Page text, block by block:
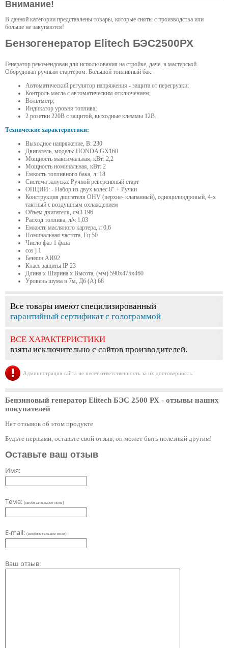
Внимание!
В данной категории представлены товары, которые сняты с производства или
больше не закупаются!
Бензогенератор Elitech БЭС2500РХ
Генератор рекомендован для использования на стройке, даче, в мастерской.
Оборудован ручным стартером. Большой топливный бак.
Автоматический регулятор напряжения - защита от перегрузки;
Контроль масла с автоматическим отключением;
Вольтметр;
Индикатор уровня топлива;
2 розетки 220В с защитой, выходные клеммы 12В.
Технические характеристики:
Выходное напряжение, В: 230
Двигатель, модель: HONDA GX160
Мощность максимальная, кВт: 2,2
Мощность номинальная, кВт: 2
Емкость топливного бака, л: 18
Система запуска: Ручной реверсивный старт
ОПЦИИ: - Набор из двух колес 8" + Ручки
Конструкция двигателя OHV (верхне- клапанный), одноцилиндровый, 4-х
тактный с воздушным охлаждением
Объем двигателя, см3 196
Расход топлива, л/ч 1,03
Емкость масляного картера, л 0,6
Номинальная частота, Гц 50
Число фаз 1 фаза
cos j 1
Бензин АИ92
Класс защиты IP 23
Длина х Ширина х Высота, (мм) 590x475x460
Уровень шума в 7м, Дб (А) 68
Все товары имеют специлизированный
гарантийный сертификат с голограммой
ВСЕ ХАРАКТЕРИСТИКИ
взяты исключительно с сайтов производителей.
Администрация сайта не несет ответственность за их достоверность.
Бензиновый генератор Elitech БЭС 2500 РХ - отзывы наших
покупателей
Нет отзывов об этом продукте
Будьте первыми, оставьте свой отзыв, он может быть полезный другим!
Оставьте ваш отзыв
Имя:
Тема: (необязательное поле)
E-mail: (необязательное поле)
Ваш отзыв: